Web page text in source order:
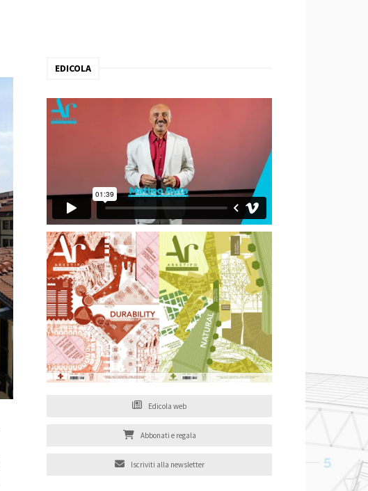
EDICOLA
Edicola web
Abbonati e regala
Iscriviti alla newsletter